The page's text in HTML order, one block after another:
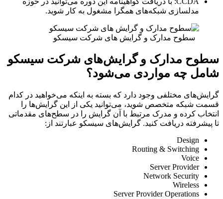
مدلسازی شبکه‌های همگرا مشغول به کار شوید.
سطوح مدارک و گرایش های شرکت سیسکو
سطوح مدارک و گرایش‌های شرکت سیسکو
شامل چه مواردی می‌شود؟
گرایش‌های مختلفی وجود دارد که بسته به اینکه می‌خواهید در کدام
قسمت شبکه متخصص شوید، می‌توانید یکی از این گرایش‌ها را
انتخاب کرده و مدرک مرتبط با آن گرایش را در سطح‌های مقدماتی
تا پیشرفته دریافت کنید. گرایش‌های سیسکو عبارتند از:
Design
Routing & Switching
Voice
Server Provider
Network Security
Wireless
Server Provider Operations